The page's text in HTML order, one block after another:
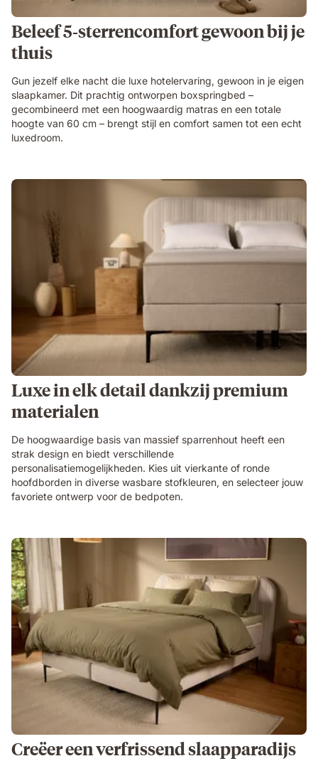
Beleef 5‑sterrencomfort gewoon bij je
thuis
Gun jezelf elke nacht die luxe hotelervaring, gewoon in je eigen
slaapkamer. Dit prachtig ontworpen boxspringbed –
gecombineerd met een hoogwaardig matras en een totale
hoogte van 60 cm – brengt stijl en comfort samen tot een echt
luxedroom.
Luxe in elk detail dankzij premium
materialen
De hoogwaardige basis van massief sparrenhout heeft een
strak design en biedt verschillende
personalisatiemogelijkheden. Kies uit vierkante of ronde
hoofdborden in diverse wasbare stofkleuren, en selecteer jouw
favoriete ontwerp voor de bedpoten.
Creëer een verfrissend slaapparadijs